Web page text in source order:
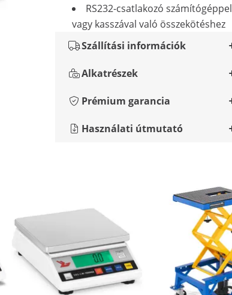
RS232-csatlakozó számítógéppel
vagy kasszával való összekötéshez
Szállítási információk
Alkatrészek
Prémium garancia
Használati útmutató